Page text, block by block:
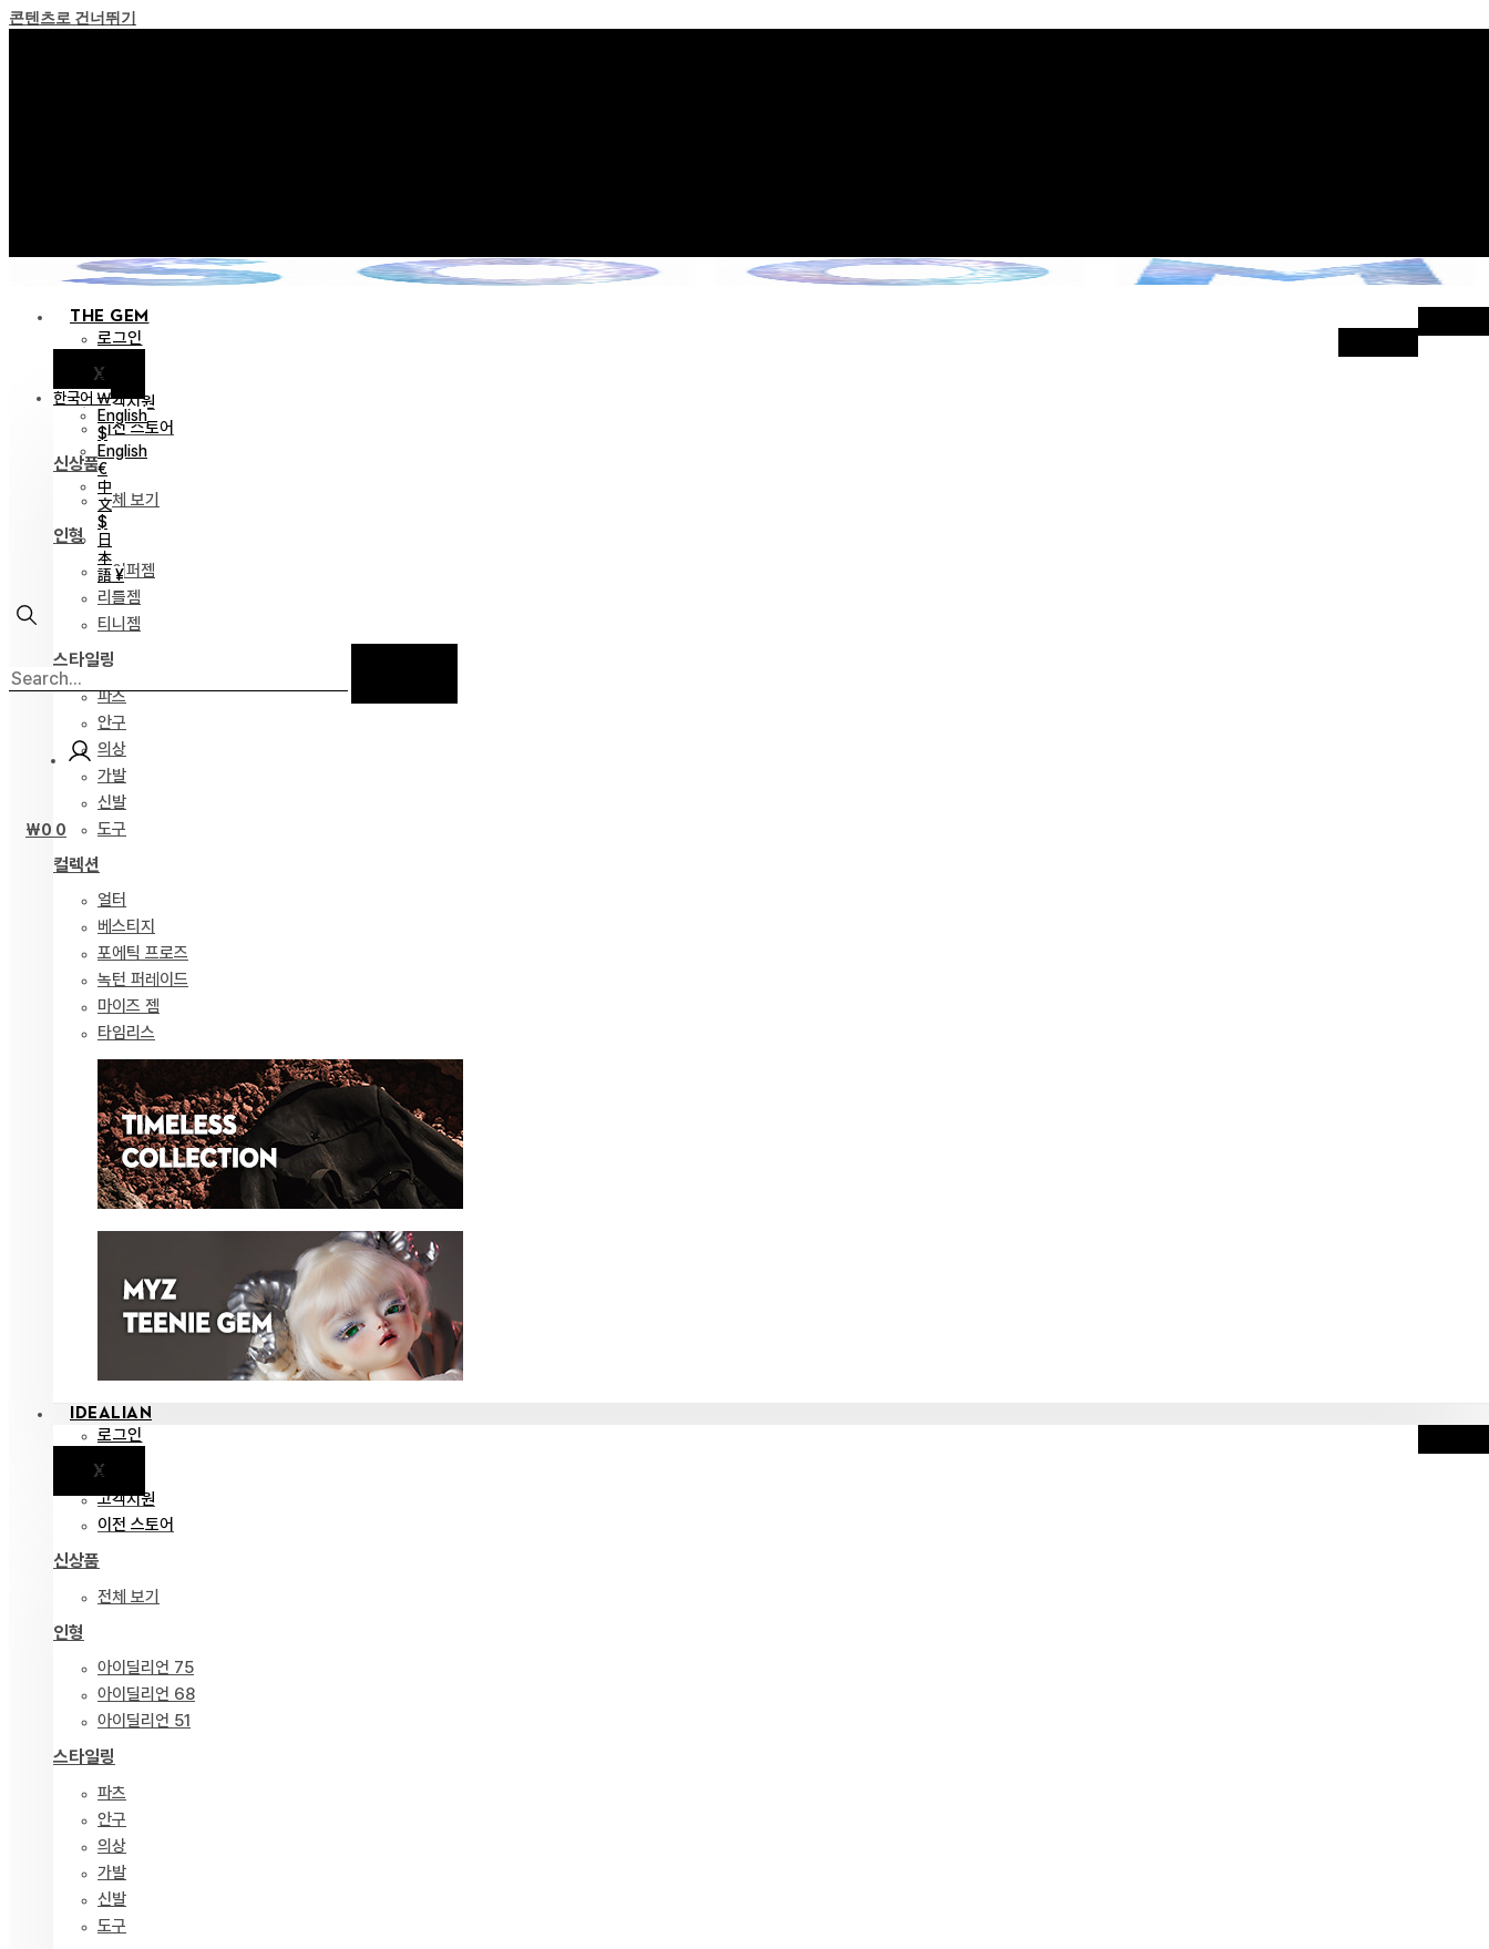
콘텐츠로 건너뛰기
THE GEM
로그인
X공지
고객지원
이전 스토어
신상품
전체 보기
인형
하이퍼젬
리틀젬
티니젬
스타일링
파츠
안구
의상
가발
신발
도구
컬렉션
얼터
베스티지
포에틱 프로즈
녹턴 퍼레이드
마이즈 젬
타임리스
IDEALIAN
로그인
X공지
고객지원
이전 스토어
신상품
전체 보기
인형
아이딜리언 75
아이딜리언 68
아이딜리언 51
스타일링
파츠
안구
의상
가발
신발
도구
한국어 ￦
English
$
English
€
中
文
$
日
本
語 ¥
₩0 0